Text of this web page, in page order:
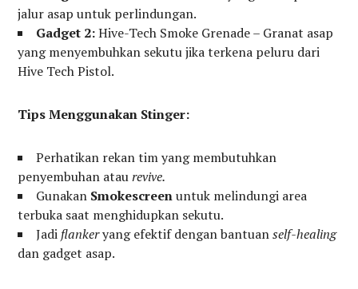
jalur asap untuk perlindungan.
Gadget 2:Hive-Tech Smoke Grenade – Granat asap
yang menyembuhkan sekutu jika terkena peluru dari
Hive Tech Pistol.
Tips Menggunakan Stinger:
Perhatikan rekan tim yang membutuhkan
penyembuhan ataurevive.
Gunakan Smokescreenuntuk melindungi area
terbuka saat menghidupkan sekutu.
Jadi flankeryang efektif dengan bantuanself-healing
dan gadget asap.